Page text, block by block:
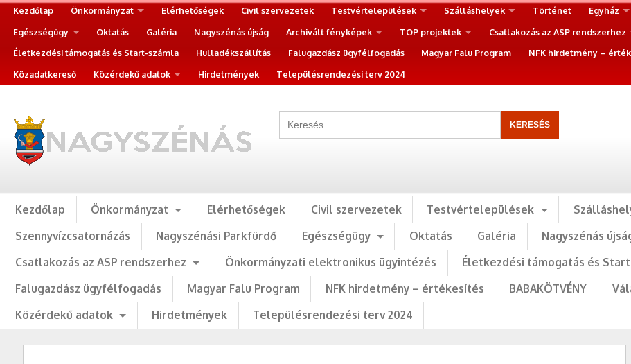
Kezdőlap Önkormányzat Elérhetőségek Civil szervezetek Testvértelepülések Szálláshelyek Történet Egyház
Egészségügy
Oktatás Galéria Nagyszénás újság Archivált fényképek TOP projektek Csatlakozás az ASP rendszerhez
Életkezdési támogatás és Start-számla
Hulladékszállítás Falugazdász ügyfélfogadás Magyar Falu Program NFK hirdetmény –
Közadatkereső
Közérdekű adatok Hirdetmények Településrendezési terv 2024
Kezdőlap Önkormányzat Elérhetőségek Civil szervezetek Testvértelepülések
Szennyvízcsatornázás
Nagyszénási Parkfürdő Egészségügy Oktatás Galéria Nagyszénás
Csatlakozás az ASP rendszerhez
Önkormányzati elektronikus ügyintézés Életkezdési támogatás és
Falugazdász ügyfélfogadás
Magyar Falu Program NFK hirdetmény – értékesítés BABAKÖTVÉNY
Közérdekű adatok
Hirdetmények Településrendezési terv 2024